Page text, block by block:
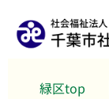
緑区top